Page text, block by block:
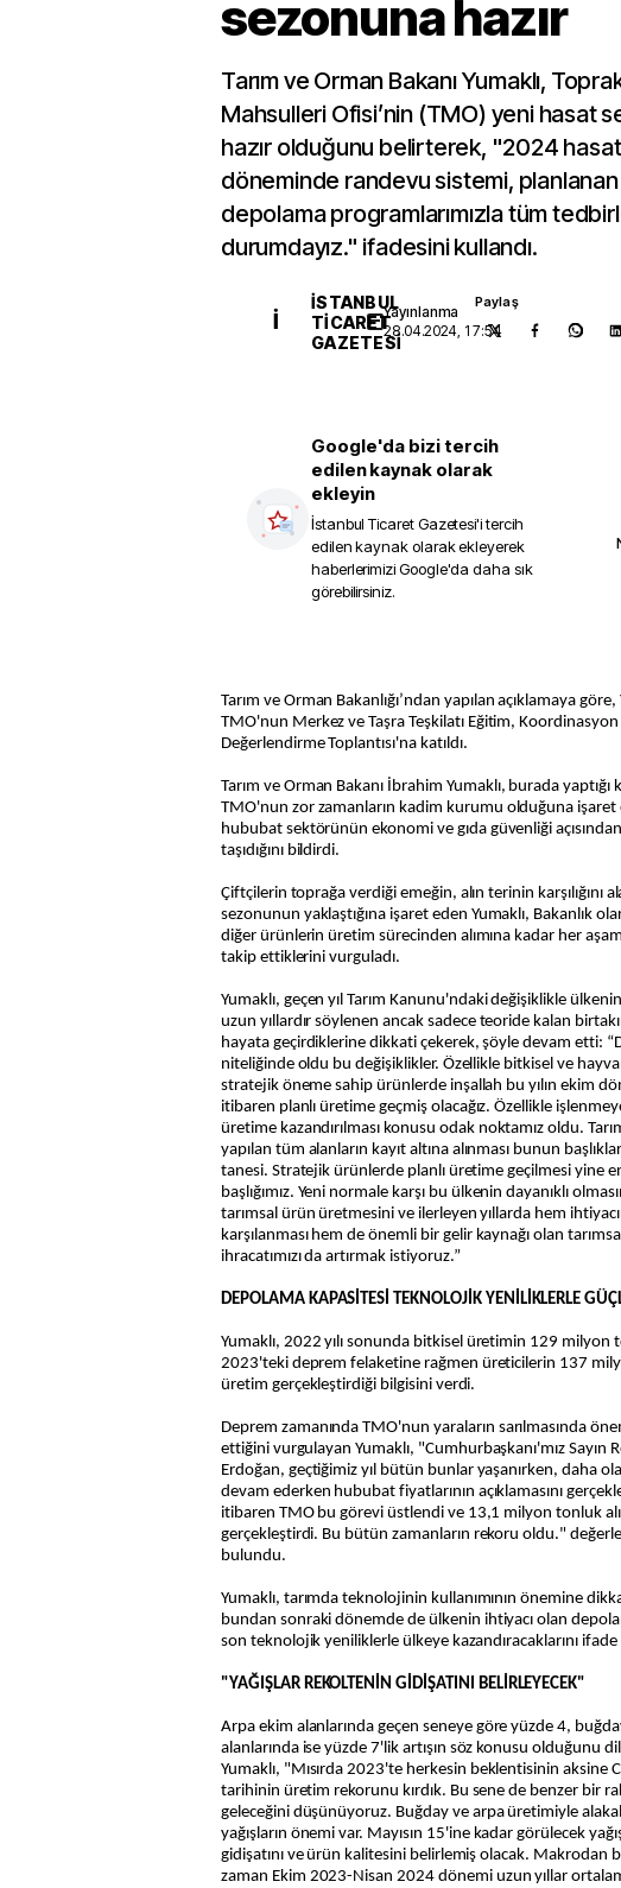
sezonuna hazır
Tarım ve Orman Bakanı Yumaklı,
Mahsulleri Ofisi’nin (TMO) yeni hasat
hazır olduğunu belirterek, "2024 hasat
döneminde randevu sistemi, planlanan
depolama programlarımızla tüm
durumdayız." ifadesini kullandı.
İ
İSTANBUL
TICARET
GAZETESI
Yayınlanma
28.04.2024, 17:54
Paylaş
Google'da bizi tercih
edilen kaynak olarak
ekleyin
İstanbul Ticaret Gazetesi'i tercih
edilen kaynak olarak ekleyerek
haberlerimizi Google'da daha sık
görebilirsiniz.
Tarım ve Orman Bakanlığı’ndan yapılan açıklamaya göre,
TMO'nun Merkez ve Taşra Teşkilatı Eğitim, Koordinasyon
Değerlendirme Toplantısı'na katıldı.
Tarım ve Orman Bakanı İbrahim Yumaklı, burada yaptığı
TMO'nun zor zamanların kadim kurumu olduğuna işaret
hububat sektörünün ekonomi ve gıda güvenliği
taşıdığını bildirdi.
Çiftçilerin toprağa verdiği emeğin, alın terinin karşılığını
sezonunun yaklaştığına işaret eden Yumaklı, Bakanlık
diğer ürünlerin üretim sürecinden alımına kadar her
takip ettiklerini vurguladı.
Yumaklı, geçen yıl Tarım Kanunu'ndaki değişiklikle
uzun yıllardır söylenen ancak sadece teoride kalan
hayata geçirdiklerine dikkati çekerek, şöyle devam etti:
niteliğinde oldu bu değişiklikler. Özellikle bitkisel ve
stratejik öneme sahip ürünlerde inşallah bu yılın ekim
itibaren planlı üretime geçmiş olacağız. Özellikle
üretime kazandırılması konusu odak noktamız oldu.
yapılan tüm alanların kayıt altına alınması bunun
tanesi. Stratejik ürünlerde planlı üretime geçilmesi yine
başlığımız. Yeni normale karşı bu ülkenin dayanıklı
tarımsal ürün üretmesini ve ilerleyen yıllarda hem
karşılanması hem de önemli bir gelir kaynağı olan
ihracatımızı da artırmak istiyoruz.”
DEPOLAMA KAPASİTESİ TEKNOLOJİK YENİLİKLERLE
Yumaklı, 2022 yılı sonunda bitkisel üretimin 129 milyon
2023'teki deprem felaketine rağmen üreticilerin 137
üretim gerçekleştirdiği bilgisini verdi.
Deprem zamanında TMO'nun yaraların sarılmasında
ettiğini vurgulayan Yumaklı, "Cumhurbaşkanı'mız Sayın
Erdoğan, geçtiğimiz yıl bütün bunlar yaşanırken, daha
devam ederken hububat fiyatlarının açıklamasını
itibaren TMO bu görevi üstlendi ve 13,1 milyon tonluk
gerçekleştirdi. Bu bütün zamanların rekoru oldu."
bulundu.
Yumaklı, tarımda teknolojinin kullanımının önemine
bundan sonraki dönemde de ülkenin ihtiyacı olan
son teknolojik yeniliklerle ülkeye kazandıracaklarını
"YAĞIŞLAR REKOLTENİN GİDİŞATINI BELİRLEYECEK"
Arpa ekim alanlarında geçen seneye göre yüzde 4,
alanlarında ise yüzde 7'lik artışın söz konusu olduğunu
Yumaklı, "Mısırda 2023'te herkesin beklentisinin aksine
tarihinin üretim rekorunu kırdık. Bu sene de benzer bir
geleceğini düşünüyoruz. Buğday ve arpa üretimiyle
yağışların önemi var. Mayısın 15'ine kadar görülecek
gidişatını ve ürün kalitesini belirlemiş olacak. Makrodan
zaman Ekim 2023-Nisan 2024 dönemi uzun yıllar